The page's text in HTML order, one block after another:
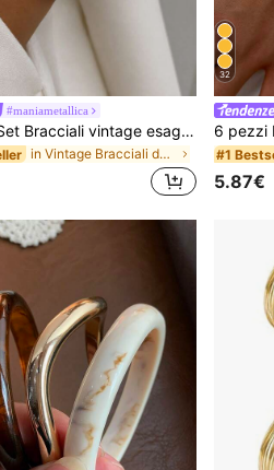
#maniametallica
5 pezzi/Set Bracciali vintage esagerati di moda di lusso con design geometrico in metallo dorato, bracciali aperti regolabili, bracciali elastici con perline impilabili, adatti per l'uso quotidiano delle donne e come regali
in Vintage Bracciali da donna
32
#1
5.87€